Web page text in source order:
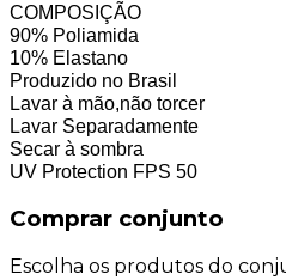
COMPOSIÇÃO
90% Poliamida
10% Elastano
Produzido no Brasil
Lavar à mão,não torcer
Lavar Separadamente
Secar à sombra
UV Protection FPS 50
Comprar conjunto
Escolha os produtos do